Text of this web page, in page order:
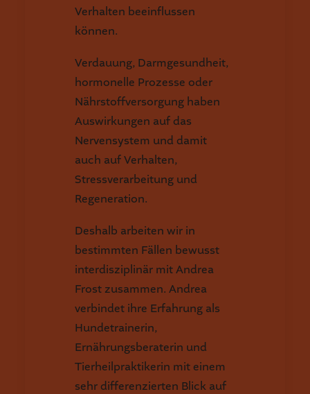
Verhalten beeinflussen
können.
Verdauung, Darmgesundheit,
hormonelle Prozesse oder
Nährstoffversorgung haben
Auswirkungen auf das
Nervensystem und damit
auch auf Verhalten,
Stressverarbeitung und
Regeneration.
Deshalb arbeiten wir in
bestimmten Fällen bewusst
interdisziplinär mit Andrea
Frost zusammen. Andrea
verbindet ihre Erfahrung als
Hundetrainerin,
Ernährungsberaterin und
Tierheilpraktikerin mit einem
sehr differenzierten Blick auf